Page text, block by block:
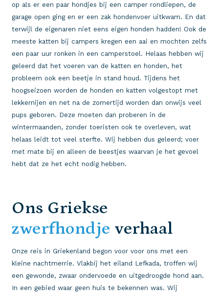
op als er een paar hondjes bij een camper rondliepen, de
garage open ging en er een zak hondenvoer uitkwam. En dat
terwijl de eigenaren niet eens eigen honden hadden! Ook de
meeste katten bij campers kregen een aai en mochten zelfs
een paar uur ronken in een camperstoel. Helaas hebben wij
geleerd dat het voeren van de katten en honden, het
probleem ook een beetje in stand houd. Tijdens het
hoogseizoen worden de honden en katten volgestopt met
lekkernijen en net na de zomertijd worden dan onwijs veel
pups geboren. Deze moeten dan proberen in de
wintermaanden, zonder toeristen ook te overleven, wat
helaas leidt tot veel sterfte. Wij hebben dus geleerd; voer
met mate bij en alleen de beestjes waarvan je het gevoel
hebt dat ze het echt nodig hebben.
Ons Griekse
zwerfhondje verhaal
Onze reis in Griekenland begon voor voor ons met een
kleine nachtmerrie. Vlakbij het eiland Lefkada, troffen wij
een gewonde, zwaar ondervoede en uitgedroogde hond aan.
In een gebied waar geen huis te bekennen was. Wij